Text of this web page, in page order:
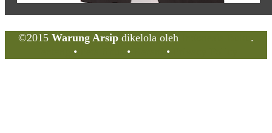
©2015 Warung Arsip dikelola oleh
.
• • •